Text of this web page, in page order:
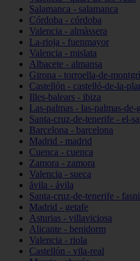
Salamanca - salamanca
Córdoba - córdoba
Valencia - almàssera
La-rioja - fuenmayor
Valencia - mislata
Albacete - almansa
Girona - torroella-de-montgrí
Castellón - castelló-de-la-
Illes-balears - ibiza
Las-palmas - las-palmas-de-
Santa-cruz-de-tenerife - el-
Barcelona - barcelona
Madrid - madrid
Cuenca - cuenca
Zamora - zamora
Valencia - sueca
ávila - ávila
Santa-cruz-de-tenerife -
Madrid - getafe
Asturias - villaviciosa
Alicante - benidorm
Valencia - riola
Castellón - vila-real